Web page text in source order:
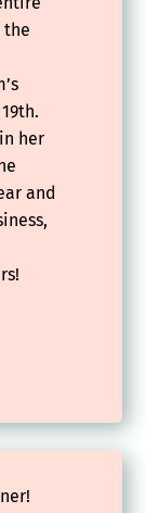
the
her
and